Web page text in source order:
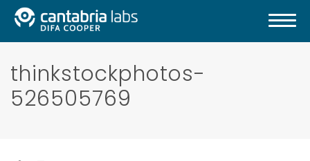
thinkstockphotos-
526505769